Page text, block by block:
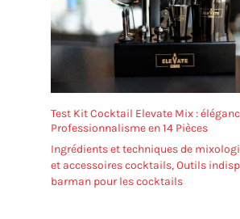
Test Kit Cocktail Elevate Mix :
Professionnalisme en 14 Pièces
Ingrédients et techniques de
et accessoires cocktails,Outils
barman pour les cocktails